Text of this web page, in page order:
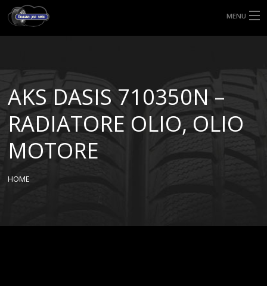
MENU
MISURE GOMME
BLOG
SHOP
AKS DASIS 710350N –
RADIATORE OLIO, OLIO
MOTORE
HOME